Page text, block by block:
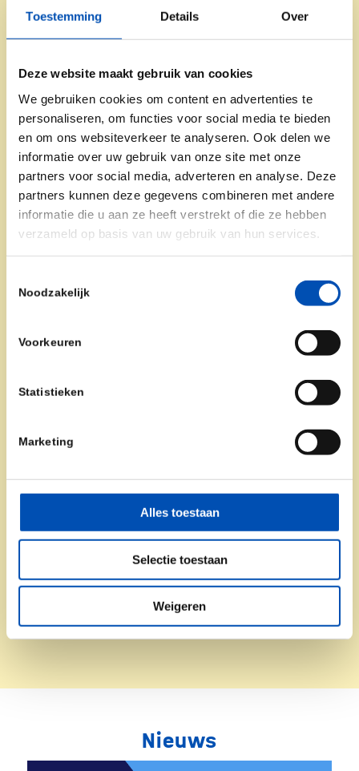
Toestemming Details Over
Deze website maakt gebruik van cookies
We gebruiken cookies om content en advertenties te
personaliseren, om functies voor social media te bieden
en om ons websiteverkeer te analyseren. Ook delen we
informatie over uw gebruik van onze site met onze
partners voor social media, adverteren en analyse. Deze
partners kunnen deze gegevens combineren met andere
informatie die u aan ze heeft verstrekt of die ze hebben
verzameld op basis van uw gebruik van hun services.
Noodzakelijk
Voorkeuren
Statistieken
Marketing
Alles toestaan
Selectie toestaan
Weigeren
horen!
Meepraten? Laat jouw kennis en ervaring tellen!
de Nederlandse biotech sector.
Contact Word lid!
Nieuws